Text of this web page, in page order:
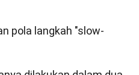
pola langkah "slow-